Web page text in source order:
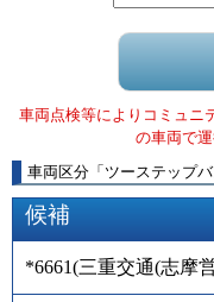
車両点検等によりコミュニ
の車両で
車両区分 「 ツーステップバ
候補
*6661(三重交通(志摩